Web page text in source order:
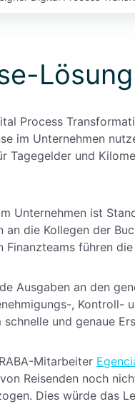
Lösung
Process
im Unternehmen
Tagegelder und
Unternehmen ist
an die Kollegen der
führen
Ausgaben an den
, Kontroll-
und genaue
Mitarbeiter
Reisenden noch
Dies würde das